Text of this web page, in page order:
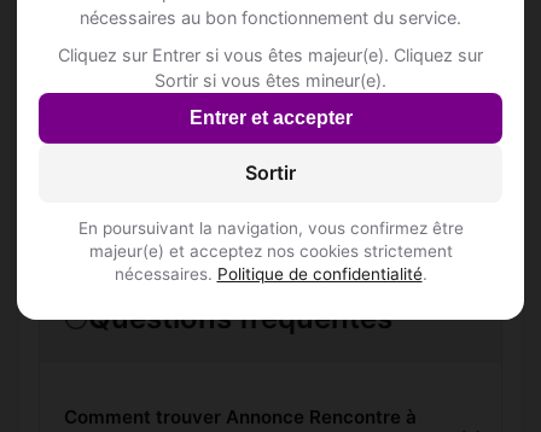
nécessaires au bon fonctionnement du service.
Cliquez sur Entrer si vous êtes majeur(e). Cliquez sur
Sortir si vous êtes mineur(e).
Entrer et accepter
Sortir
En poursuivant la navigation, vous confirmez être
majeur(e) et acceptez nos cookies strictement
nécessaires. Politique de confidentialité.
Rejoins les membres de Aedermannsdorf
et des alentours !
S'inscrire gratuitement
Questions fréquentes
Comment trouver Annonce Rencontre à